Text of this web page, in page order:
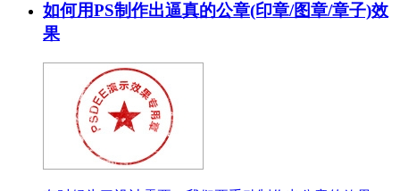
如何用PS制作出逼真的公章(印章/图章/章子)效
果